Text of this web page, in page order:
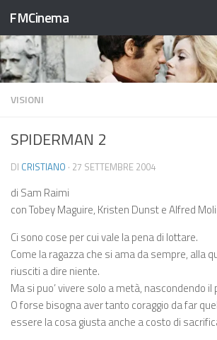
Salta al contenuto
FMCinema
VISIONI
SPIDERMAN 2
DI CRISTIANO · 27 SETTEMBRE 2004
di Sam Raimi
con Tobey Maguire, Kristen Dunst e Alfred
Ci sono cose per cui vale la pena di lottare.
Come la ragazza che si ama da sempre, alla
riusciti a dire niente.
Ma si puo’ vivere solo a metà, nascondendo il
O forse bisogna aver tanto coraggio da far
essere la cosa giusta anche a costo di